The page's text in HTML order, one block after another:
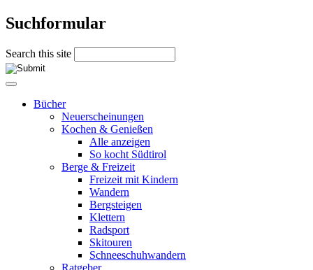
Suchformular
Search this site
Bücher
Neuerscheinungen
Kochen & Genießen
Alle anzeigen
So kocht Südtirol
Berge & Freizeit
Freizeit mit Kindern
Wandern
Bergsteigen
Klettern
Radsport
Skitouren
Schneeschuhwandern
Ratgeber